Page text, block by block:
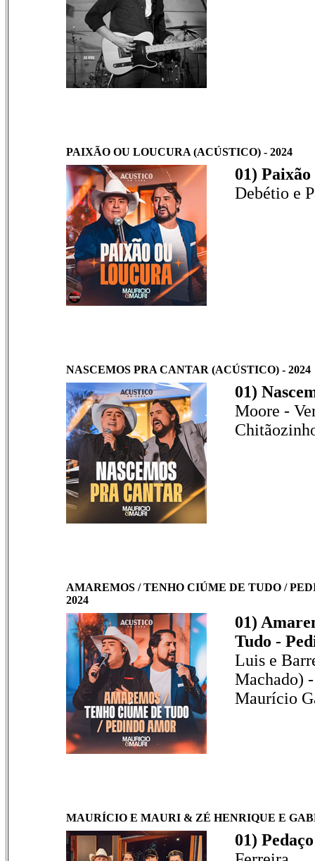
PAIXÃO OU LOUCURA (ACÚSTICO) - 2024
01)
Debétio e
NASCEMOS PRA CANTAR (ACÚSTICO) - 2024
01)
Moore -
AMAREMOS / TENHO CIÚME DE TUDO /
2024
01)
Tudo -
Luis e
Machado)
Maurício
MAURÍCIO E MAURI & ZÉ HENRIQUE E
01)